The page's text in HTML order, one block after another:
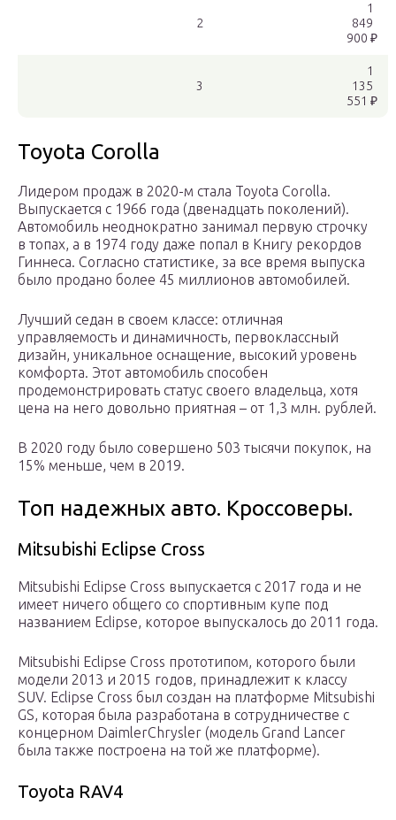
2
1
849
900 ₽
3
1
135
551 ₽
Toyota Corolla
Лидером продаж в 2020-м стала Toyota Corolla.
Выпускается с 1966 года (двенадцать поколений).
Автомобиль неоднократно занимал первую строчку
в топах, а в 1974 году даже попал в Книгу рекордов
Гиннеса. Согласно статистике, за все время выпуска
было продано более 45 миллионов автомобилей.
Лучший седан в своем классе: отличная
управляемость и динамичность, первоклассный
дизайн, уникальное оснащение, высокий уровень
комфорта. Этот автомобиль способен
продемонстрировать статус своего владельца, хотя
цена на него довольно приятная – от 1,3 млн. рублей.
В 2020 году было совершено 503 тысячи покупок, на
15% меньше, чем в 2019.
Топ надежных авто. Кроссоверы.
Mitsubishi Eclipse Cross
Mitsubishi Eclipse Cross выпускается с 2017 года и не
имеет ничего общего со спортивным купе под
названием Eclipse, которое выпускалось до 2011 года.
Mitsubishi Eclipse Cross прототипом, которого были
модели 2013 и 2015 годов, принадлежит к классу
SUV. Eclipse Cross был создан на платформе Mitsubishi
GS, которая была разработана в сотрудничестве с
концерном DaimlerChrysler (модель Grand Lancer
была также построена на той же платформе).
Toyota RAV4